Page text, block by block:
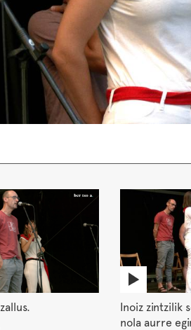
Inoiz zintzilik
nola aurre